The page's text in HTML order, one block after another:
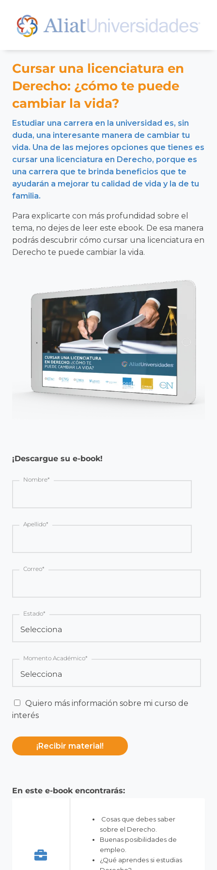
Cursar una licenciatura en
Derecho: ¿cómo te puede
cambiar la vida?
Estudiar una carrera en la universidad es, sin
duda, una interesante manera de cambiar tu
vida. Una de las mejores opciones que tienes es
cursar una licenciatura en Derecho, porque es
una carrera que te brinda beneficios que te
ayudarán a mejorar tu calidad de vida y la de tu
familia.
Para explicarte con más profundidad sobre el
tema, no dejes de leer este ebook. De esa manera
podrás descubrir cómo cursar una licenciatura en
Derecho te puede cambiar la vida.
¡Descargue su e-book!
Nombre*
Apellido*
Correo*
Estado*
Momento Académico*
Quiero más información sobre mi curso de
interés
En este e-book encontrarás:
Cosas que debes saber
sobre el Derecho.
Buenas posibilidades de
empleo.
¿Qué aprendes si estudias